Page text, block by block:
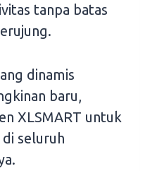
tanpa batas
dinamis
baru,
XLSMART untuk
seluruh